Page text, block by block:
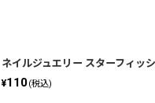
ネイルジュエリー スターフィッ
¥110(税込)